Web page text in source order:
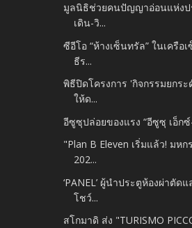
มูลนิธิช่วยคนปัญญาอ่อนแห่งป
เดิน-วิ...
ซีอีโอ “ห้างเซ็นทรัล” ในเครือ
ธีร...
พิธีปิดโครงการ 'กิจกรรมยกร
ให้ด...
อีซูซุปล่อยของแรง “อีซูซุ เอ็ก
"Plan B Eleven เริ่มแล้ว! มห
202...
‘PANEL’ ผู้นำประตูห้องผ่าตัด
โชว์...
สโกมาดิ ส่ง "TURISMO